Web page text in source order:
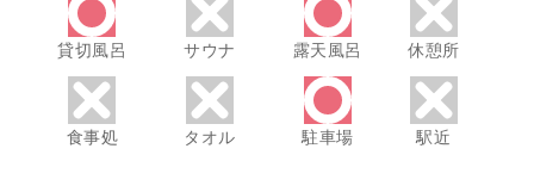
貸切風呂 サウナ 露天風呂 休憩所
食事処 タオル 駐車場 駅近